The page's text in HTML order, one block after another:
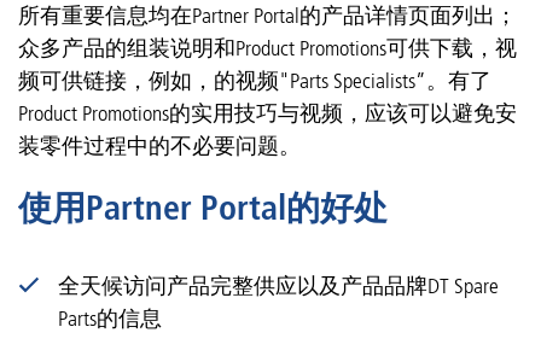
所有重要信息均在Partner Portal的产品详情页面列出；
众多产品的组装说明和Product Promotions可供下载，视
频可供链接，例如，的视频"Parts Specialists”。有了
Product Promotions的实用技巧与视频，应该可以避免安
装零件过程中的不必要问题。
使用Partner Portal的好处
全天候访问产品完整供应以及产品品牌DT Spare
Parts的信息